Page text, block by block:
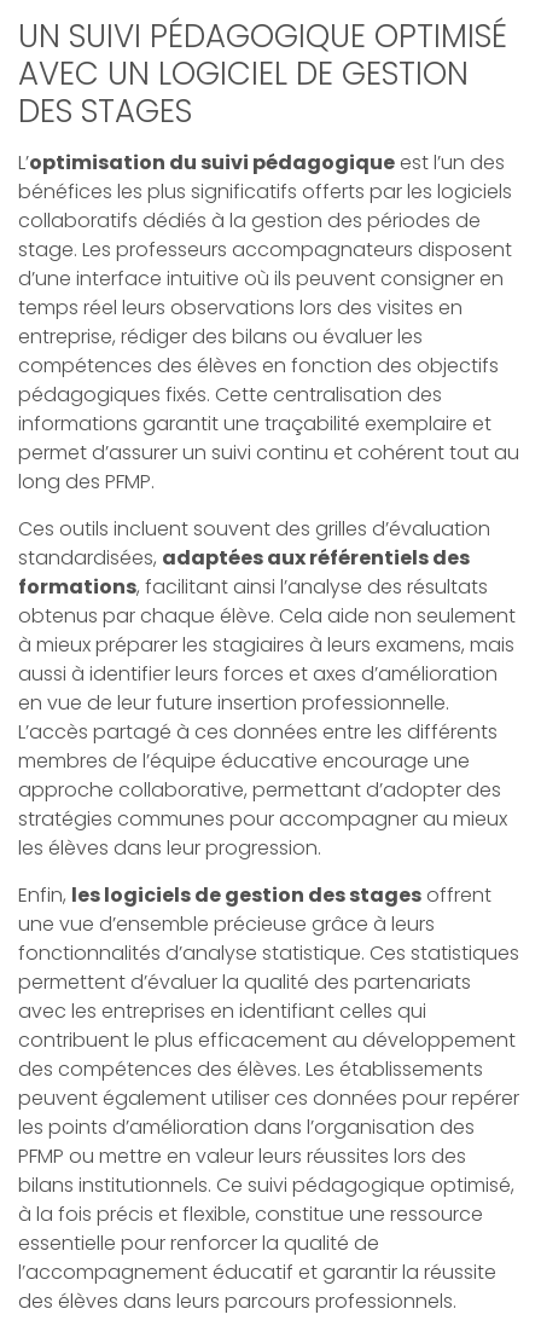
UN SUIVI PÉDAGOGIQUE OPTIMISÉ
AVEC UN LOGICIEL DE GESTION
DES STAGES
L’optimisation du suivi pédagogique est l’un des
bénéfices les plus significatifs offerts par les logiciels
collaboratifs dédiés à la gestion des périodes de
stage. Les professeurs accompagnateurs disposent
d’une interface intuitive où ils peuvent consigner en
temps réel leurs observations lors des visites en
entreprise, rédiger des bilans ou évaluer les
compétences des élèves en fonction des objectifs
pédagogiques fixés. Cette centralisation des
informations garantit une traçabilité exemplaire et
permet d’assurer un suivi continu et cohérent tout au
long des PFMP.
Ces outils incluent souvent des grilles d’évaluation
standardisées, adaptées aux référentiels des
formations, facilitant ainsi l’analyse des résultats
obtenus par chaque élève. Cela aide non seulement
à mieux préparer les stagiaires à leurs examens, mais
aussi à identifier leurs forces et axes d’amélioration
en vue de leur future insertion professionnelle.
L’accès partagé à ces données entre les différents
membres de l’équipe éducative encourage une
approche collaborative, permettant d’adopter des
stratégies communes pour accompagner au mieux
les élèves dans leur progression.
Enfin, les logiciels de gestion des stages offrent
une vue d’ensemble précieuse grâce à leurs
fonctionnalités d’analyse statistique. Ces statistiques
permettent d’évaluer la qualité des partenariats
avec les entreprises en identifiant celles qui
contribuent le plus efficacement au développement
des compétences des élèves. Les établissements
peuvent également utiliser ces données pour repérer
les points d’amélioration dans l’organisation des
PFMP ou mettre en valeur leurs réussites lors des
bilans institutionnels. Ce suivi pédagogique optimisé,
à la fois précis et flexible, constitue une ressource
essentielle pour renforcer la qualité de
l’accompagnement éducatif et garantir la réussite
des élèves dans leurs parcours professionnels.